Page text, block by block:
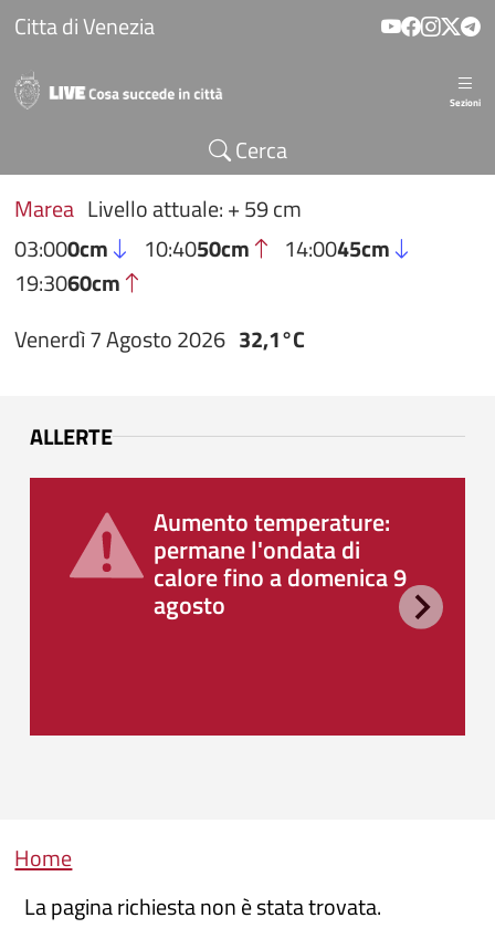
Salta al contenuto principale
Citta di Venezia
Sezioni
Cerca
Marea Livello attuale: + 59 cm
03:000cm 10:4050cm 14:0045cm
19:3060cm
Venerdì 7 Agosto 2026 32,1°C
ALLERTE
Aumento temperature:
permane l'ondata di
calore fino a domenica 9
agosto
Briciole di pane
Home
La pagina richiesta non è stata trovata.